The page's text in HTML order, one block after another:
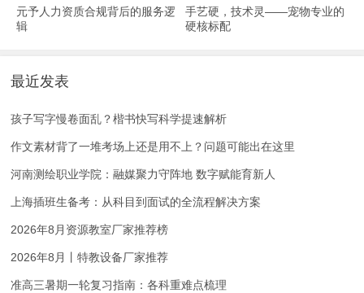
元予人力资质合规背后的服务逻
辑
手艺硬，技术灵——宠物专业的
硬核标配
最近发表
孩子写字慢卷面乱？楷书快写科学提速解析
作文素材背了一堆考场上还是用不上？问题可能出在这里
河南测绘职业学院：融媒聚力守阵地 数字赋能育新人
上海插班生备考：从科目到面试的全流程解决方案
2026年8月资源教室厂家推荐榜
2026年8月丨特教设备厂家推荐
准高三暑期一轮复习指南：各科重难点梳理